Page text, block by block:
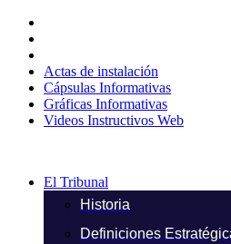
contenido
Actas de instalación
Cápsulas Informativas
Gráficas Informativas
Videos Instructivos Web
El Tribunal
Historia
Definiciones